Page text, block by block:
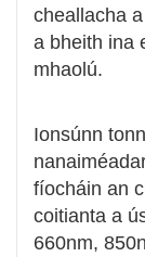
cheallacha
a bheith ina
mhaolú.
Ionsúnn
fíocháin an
coitianta a
660nm,